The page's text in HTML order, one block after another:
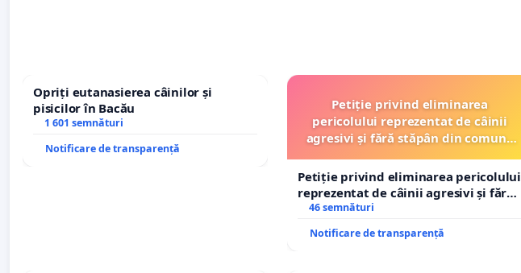
Opriți eutanasierea câinilor și
pisicilor în Bacău
1 601 semnături
Notificare de transparență
Petiție privind eliminarea
pericolului reprezentat de câinii
agresivi și fără stăpân din comuna
Petiție privind eliminarea pericolului
reprezentat de câinii agresivi și fără
stăpân din comuna Tunari
46 semnături
Notificare de transparență